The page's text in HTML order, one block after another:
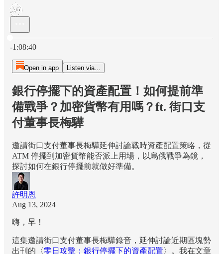
-1:08:40
Open in app Listen via...
銀行停擺下的資產配置！如何提前準
備戰爭？加密貨幣有用嗎？ft. 街口支
付董事長梅驊
邀請街口支付董事長梅驊延伸討論戰時資產配置策略，從
ATM 停擺到加密貨幣能否派上用場，以烏俄戰爭為鏡，
探討如何在銀行停擺前就做好準備。
許明恩
Aug 13, 2024
嗨，早！
這集邀請街口支付董事長梅驊錄音，延伸討論近期區塊勢
出刊的〈零日攻擊：銀行停擺下的資產配置〉。我在文章